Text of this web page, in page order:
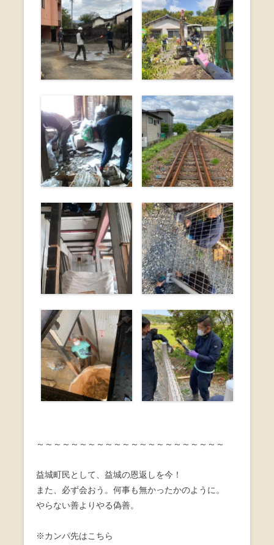
～～～～～～～～～～～～～～～～～～～～～～
益城町民として、益城の恩返しを今！
また、必ず会おう。何事も無かったかのように。
やらない善よりやる偽善。
※カンパ先はこちら